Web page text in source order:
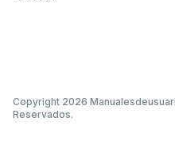
Copyright 2026
Reservados.